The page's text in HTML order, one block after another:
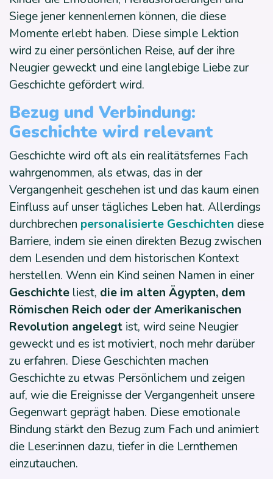
Siege jener kennenlernen können, die diese
Momente erlebt haben. Diese simple Lektion
wird zu einer persönlichen Reise, auf der ihre
Neugier geweckt und eine langlebige Liebe zur
Geschichte gefördert wird.
Bezug und Verbindung:
Geschichte wird relevant
Geschichte wird oft als ein realitätsfernes Fach
wahrgenommen, als etwas, das in der
Vergangenheit geschehen ist und das kaum einen
Einfluss auf unser tägliches Leben hat. Allerdings
durchbrechen personalisierte Geschichten diese
Barriere, indem sie einen direkten Bezug zwischen
dem Lesenden und dem historischen Kontext
herstellen. Wenn ein Kind seinen Namen in einer
Geschichte liest, die im alten Ägypten, dem
Römischen Reich oder der Amerikanischen
Revolution angelegt ist, wird seine Neugier
geweckt und es ist motiviert, noch mehr darüber
zu erfahren. Diese Geschichten machen
Geschichte zu etwas Persönlichem und zeigen
auf, wie die Ereignisse der Vergangenheit unsere
Gegenwart geprägt haben. Diese emotionale
Bindung stärkt den Bezug zum Fach und animiert
die Leser:innen dazu, tiefer in die Lernthemen
einzutauchen.